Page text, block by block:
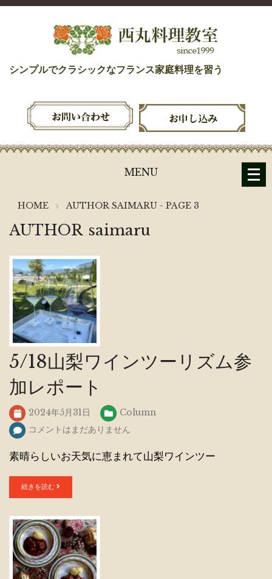
シンプルでクラシックなフランス家庭料理を習う
MENU
メ
ニ
HOME AUTHOR SAIMARU - PAGE 3
AUTHOR saimaru
5/18山梨ワインツーリズム参
加レポート
2024年5月31日
Column
コメントはまだありません
素晴らしいお天気に恵まれて山梨ワインツー
続きを読む